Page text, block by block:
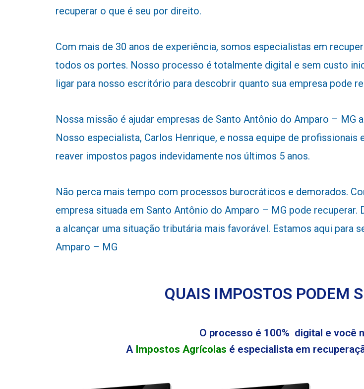
recuperar o que é seu por direito.
Com mais de 30 anos de experiência, somos especialistas em
todos os portes. Nosso processo é totalmente digital e sem custo
ligar para nosso escritório para descobrir quanto sua empresa pode
Nossa missão é ajudar empresas de Santo Antônio do Amparo – MG
Nosso especialista, Carlos Henrique, e nossa equipe de
reaver impostos pagos indevidamente nos últimos 5 anos.
Não perca mais tempo com processos burocráticos e demorados.
empresa situada em Santo Antônio do Amparo – MG pode
a alcançar uma situação tributária mais favorável. Estamos aqui para
Amparo – MG
QUAIS IMPOSTOS PODEM
O processo é 100% digital e você
A Impostos Agrícolas é especialista em